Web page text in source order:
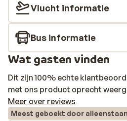
Vlucht informatie
Bus informatie
Wat gasten vinden
Dit zijn 100% echte
met ons product oprecht
Meer over reviews
Meest geboekt door